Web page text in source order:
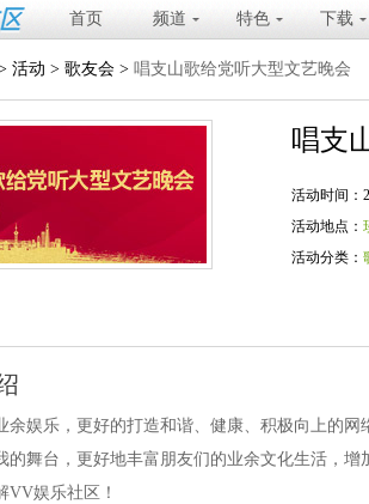
首页 频道 特色 下载
活动 > 歌友会 > 唱支山歌给党听大型文艺晚会
唱支
活动时间：
活动地点：
活动分类：
余娱乐，更好的打造和谐、健康、积极向上的
的舞台，更好地丰富朋友们的业余文化生活，
VV娱乐社区！